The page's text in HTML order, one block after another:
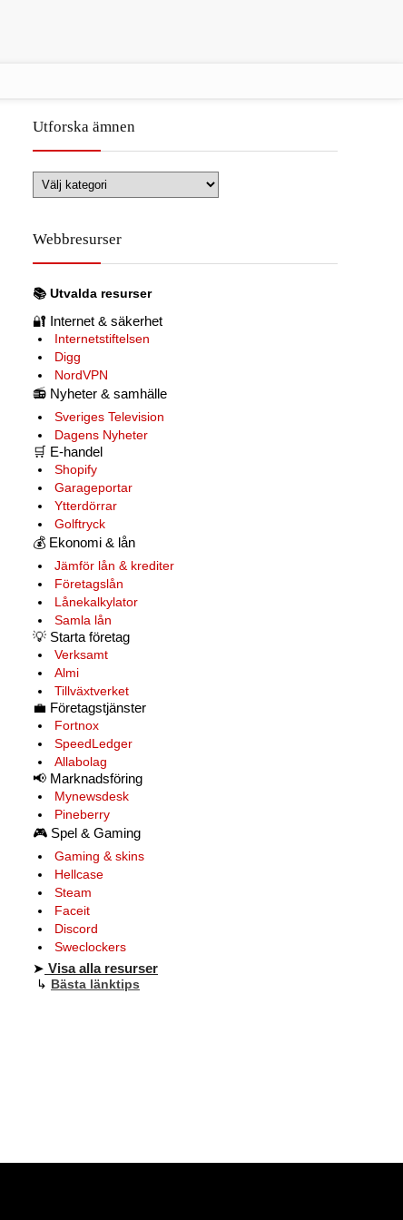
Utforska ämnen
Utforska
ämnen
Webbresurser
📚 Utvalda resurser
🔐 Internet & säkerhet
Internetstiftelsen
Digg
NordVPN
📻 Nyheter & samhälle
Sveriges Television
Dagens Nyheter
🛒 E-handel
Shopify
Garageportar
Ytterdörrar
Golftryck
💰 Ekonomi & lån
Jämför lån & krediter
Företagslån
Lånekalkylator
Samla lån
💡 Starta företag
Verksamt
Almi
Tillväxtverket
💼 Företagstjänster
Fortnox
SpeedLedger
Allabolag
📢 Marknadsföring
Mynewsdesk
Pineberry
🎮 Spel & Gaming
Gaming & skins
Hellcase
Steam
Faceit
Discord
Sweclockers
➤ Visa alla resurser
↳ Bästa länktips